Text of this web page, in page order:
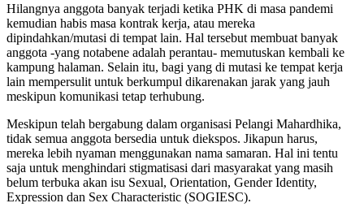
Hilangnya anggota banyak terjadi ketika PHK di masa pandemi
kemudian habis masa kontrak kerja, atau mereka
dipindahkan/mutasi di tempat lain. Hal tersebut membuat banyak
anggota -yang notabene adalah perantau- memutuskan kembali ke
kampung halaman. Selain itu, bagi yang di mutasi ke tempat kerja
lain mempersulit untuk berkumpul dikarenakan jarak yang jauh
meskipun komunikasi tetap terhubung.
Meskipun telah bergabung dalam organisasi Pelangi Mahardhika,
tidak semua anggota bersedia untuk diekspos. Jikapun harus,
mereka lebih nyaman menggunakan nama samaran. Hal ini tentu
saja untuk menghindari stigmatisasi dari masyarakat yang masih
belum terbuka akan isu Sexual, Orientation, Gender Identity,
Expression dan Sex Characteristic (SOGIESC).